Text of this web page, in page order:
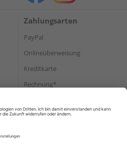
Zahlungsarten
PayPal
Onlineüberweisung
Kreditkarte
Rechnung*
Versand